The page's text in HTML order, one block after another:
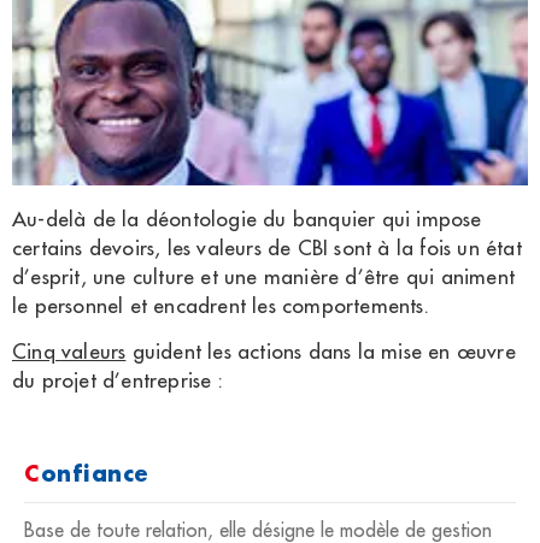
Au-delà de la déontologie du banquier qui impose
certains devoirs, les valeurs de CBI sont à la fois un état
d’esprit, une culture et une manière d’être qui animent
le personnel et encadrent les comportements.
Cinq valeurs guident les actions dans la mise en œuvre
du projet d’entreprise :
Confiance
Base de toute relation, elle désigne le modèle de gestion